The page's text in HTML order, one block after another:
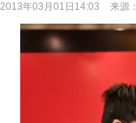
2013年03月01日14:03 来源：